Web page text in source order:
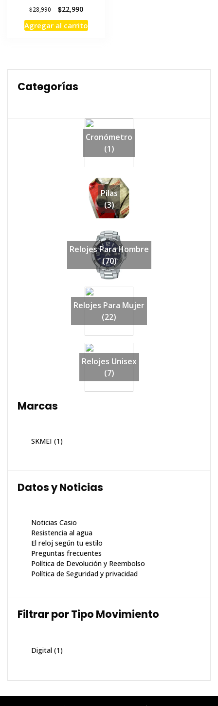
$28,990
precio
original
$22,990El
precio
actual
Agregar al carrito
Categorías
Cronómetro
(1)
Pilas
(3)
Relojes Para Hombre
(70)
Relojes Para Mujer
(22)
Relojes Unisex
(7)
Marcas
SKMEI (1)
Datos y Noticias
Noticias Casio
Resistencia al agua
El reloj según tu estilo
Preguntas frecuentes
Política de Devolución y Reembolso
Política de Seguridad y privacidad
Filtrar por Tipo Movimiento
Digital (1)